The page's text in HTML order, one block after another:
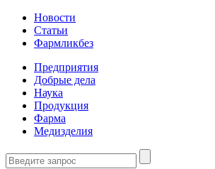
Новости
Статьи
Фармликбез
Предприятия
Добрые дела
Наука
Продукция
Фарма
Медизделия